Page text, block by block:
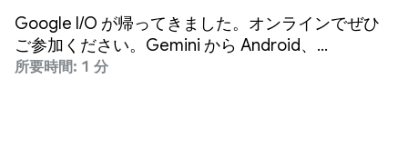
Google I/O が帰ってきました。オンラインでぜひ
ご参加ください。Gemini から Android、
Chrome、Cloud など、Google 全体のプロダクト
所要時間: 1 分